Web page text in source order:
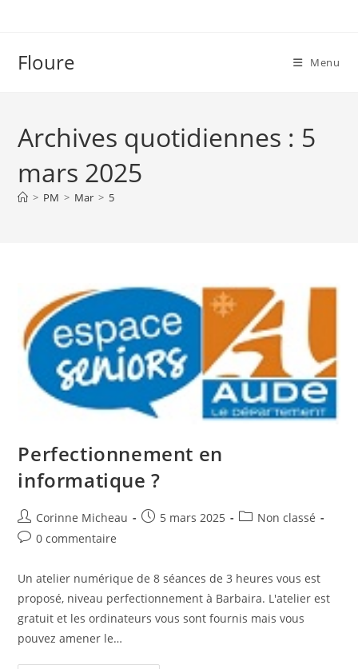
Floure Menu
Archives quotidiennes : 5
mars 2025
> PM > Mar > 5
Perfectionnement en
informatique ?
Auteur/autrice
de
Corinne Micheau
Publication
5 mars 2025
PostNon classé
Commentaires
la
0 commentaire
Un atelier numérique de 8 séances de 3 heures vous est
proposé, niveau perfectionnement à Barbaira. L'atelier est
gratuit et les ordinateurs vous sont fournis mais vous
pouvez amener le…